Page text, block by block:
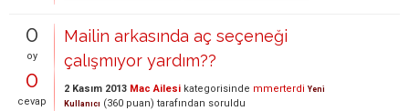
0
oy
0
cevap
Mailin arkasında aç seçeneği
çalışmıyor yardım??
2 Kasım 2013 Mac Ailesi kategorisinde mmerterdi Yeni
Kullanıcı (360 puan) tarafından soruldu